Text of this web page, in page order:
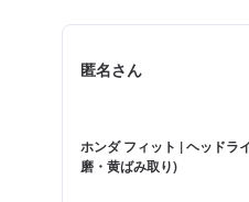
匿名さん
ホンダ フィット | ヘッドラ
磨・黄ばみ取り)